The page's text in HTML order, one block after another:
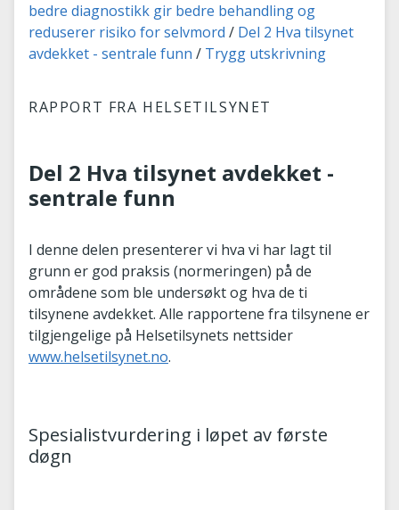
bedre diagnostikk gir bedre behandling og
reduserer risiko for selvmord
Del 2 Hva tilsynet
avdekket - sentrale funn
Trygg utskrivning
RAPPORT FRA HELSETILSYNET
Del 2 Hva tilsynet avdekket -
sentrale funn
I denne delen presenterer vi hva vi har lagt til
grunn er god praksis (normeringen) på de
områdene som ble undersøkt og hva de ti
tilsynene avdekket. Alle rapportene fra tilsynene er
tilgjengelige på Helsetilsynets nettsider
www.helsetilsynet.no.
Spesialistvurdering i løpet av første
døgn